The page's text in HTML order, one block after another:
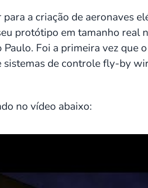
a criação de aeronaves
protótipo em tamanho real
Foi a primeira vez que
sistemas de controle fly-by
no vídeo abaixo: